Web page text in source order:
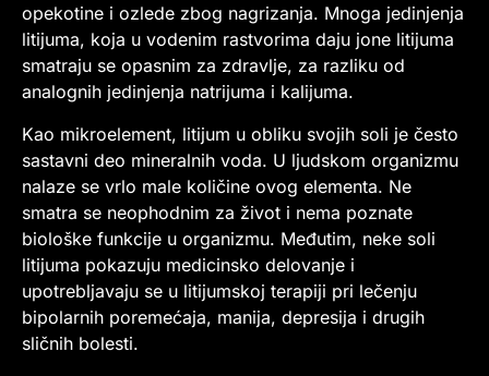
opekotine i ozlede zbog nagrizanja. Mnoga jedinjenja
litijuma, koja u vodenim rastvorima daju jone litijuma
smatraju se opasnim za zdravlje, za razliku od
analognih jedinjenja natrijuma i kalijuma.
Kao mikroelement, litijum u obliku svojih soli je često
sastavni deo mineralnih voda. U ljudskom organizmu
nalaze se vrlo male količine ovog elementa. Ne
smatra se neophodnim za život i nema poznate
biološke funkcije u organizmu. Međutim, neke soli
litijuma pokazuju medicinsko delovanje i
upotrebljavaju se u litijumskoj terapiji pri lečenju
bipolarnih poremećaja, manija, depresija i drugih
sličnih bolesti.